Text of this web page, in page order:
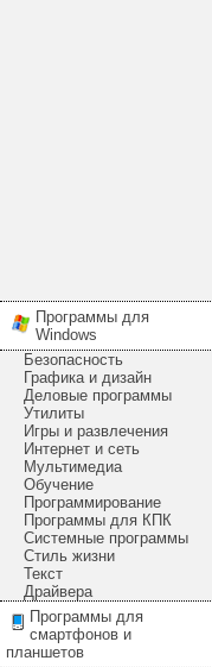
Программы для
Windows
Безопасность
Графика и дизайн
Деловые программы
Утилиты
Игры и развлечения
Интернет и сеть
Мультимедиа
Обучение
Программирование
Программы для КПК
Системные программы
Стиль жизни
Текст
Драйвера
Программы для
смартфонов и
планшетов